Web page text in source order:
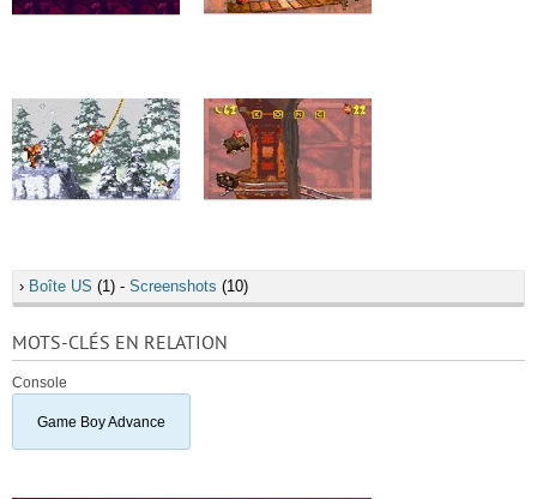
› Boîte US (1) - Screenshots (10)
MOTS-CLÉS EN RELATION
Console
Game Boy Advance